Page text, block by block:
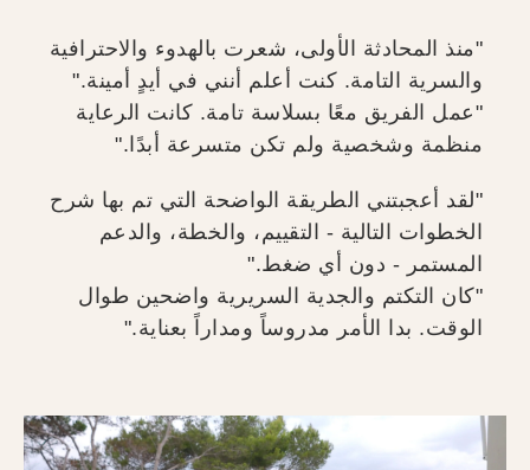
"منذ المحادثة الأولى، شعرت بالهدوء والاحترافية
والسرية التامة. كنت أعلم أنني في أيدٍ أمينة."
"عمل الفريق معًا بسلاسة تامة. كانت الرعاية
منظمة وشخصية ولم تكن متسرعة أبدًا."
"لقد أعجبتني الطريقة الواضحة التي تم بها شرح
الخطوات التالية - التقييم، والخطة، والدعم
المستمر - دون أي ضغط."
"كان التكتم والجدية السريرية واضحين طوال
الوقت. بدا الأمر مدروساً ومداراً بعناية."